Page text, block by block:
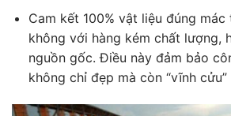
Cam kết 100% vật liệu đúng mác
không với hàng kém chất lượng,
nguồn gốc. Điều này đảm bảo
không chỉ đẹp mà còn “vĩnh